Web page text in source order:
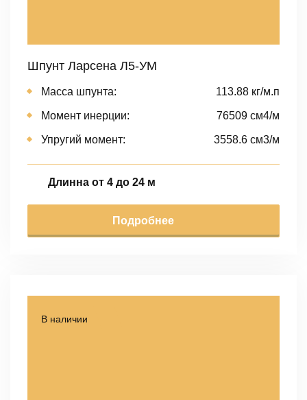
Шпунт Ларсена Л5-УМ
Масса шпунта: 113.88 кг/м.п
Момент инерции: 76509 cм4/м
Упругий момент: 3558.6 cм3/м
Длинна от 4 до 24 м
Подробнее
В наличии